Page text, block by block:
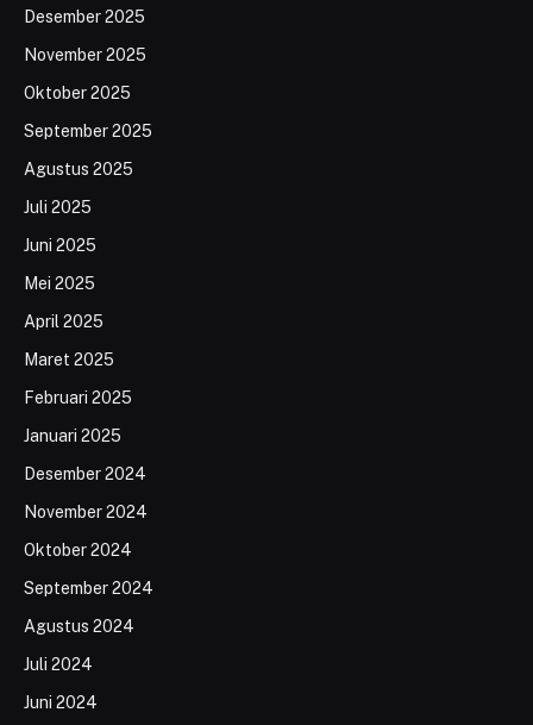
Desember 2025
November 2025
Oktober 2025
September 2025
Agustus 2025
Juli 2025
Juni 2025
Mei 2025
April 2025
Maret 2025
Februari 2025
Januari 2025
Desember 2024
November 2024
Oktober 2024
September 2024
Agustus 2024
Juli 2024
Juni 2024